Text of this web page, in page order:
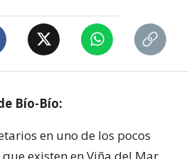
Bío-Bío:
en uno de los pocos
existen en Viña del Mar.